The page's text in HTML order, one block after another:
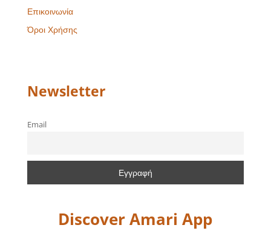
Επικοινωνία
Όροι Χρήσης
Newsletter
Email
Discover Amari App